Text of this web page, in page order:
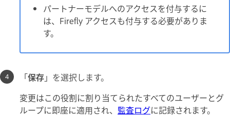
パートナーモデルへのアクセスを付与するに
は、Firefly アクセスも付与する必要がありま
す。
「保存」を選択します。
変更はこの役割に割り当てられたすべてのユーザーとグ
ループに即座に適用され、 監査ログに記録されます。